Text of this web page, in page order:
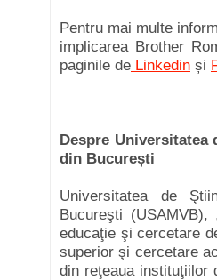
Pentru mai multe
implicarea Brother
paginile de Linkedin și
Despre Universitatea
din București
Universitatea de
Bucureşti
educaţie şi cercetare
superior şi cercetare
din reţeaua instituţiilor